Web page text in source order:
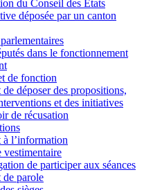
du Conseil des États
déposée par un canton
dans le fonctionnement
de fonction
déposer des propositions,
et des initiatives
de récusation
l’information
vestimentaire
de participer aux séances
parole